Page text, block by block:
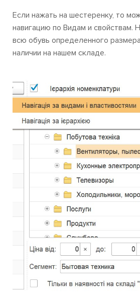
Если нажать на шестеренку, то
навигацию по Видам и свойствам.
всю обувь определенного
наличии на нашем складе.